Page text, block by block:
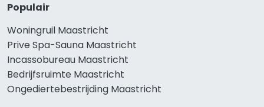
Populair
Woningruil Maastricht
Prive Spa-Sauna Maastricht
Incassobureau Maastricht
Bedrijfsruimte Maastricht
Ongediertebestrijding Maastricht